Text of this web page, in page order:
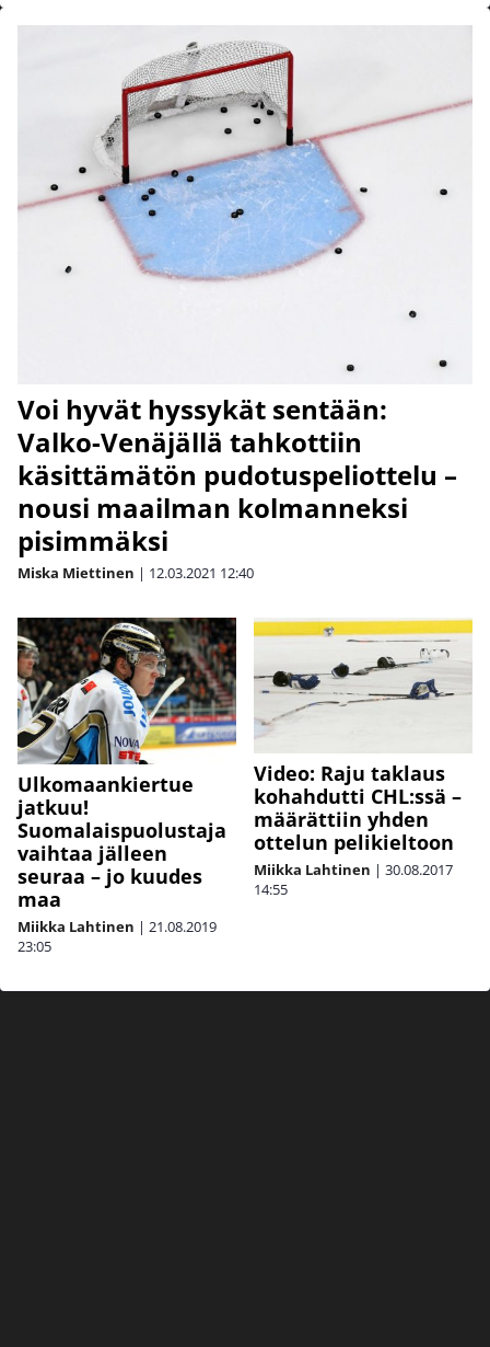
Voi hyvät hyssykät sentään:
Valko-Venäjällä tahkottiin
käsittämätön pudotuspeliottelu –
nousi maailman kolmanneksi
pisimmäksi
Miska Miettinen | 12.03.2021 12:40
Ulkomaankiertue
jatkuu!
Suomalaispuolustaja
vaihtaa jälleen
seuraa – jo kuudes
maa
Miikka Lahtinen | 21.08.2019
23:05
Video: Raju taklaus
kohahdutti CHL:ssä –
määrättiin yhden
ottelun pelikieltoon
Miikka Lahtinen | 30.08.2017
14:55